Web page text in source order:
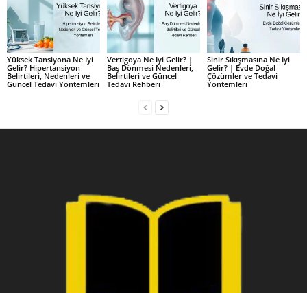
Yüksek Tansiyona Ne İyi
Gelir? Hipertansiyon
Belirtileri, Nedenleri ve
Güncel Tedavi Yöntemleri
Vertigoya Ne İyi Gelir? |
Baş Dönmesi Nedenleri,
Belirtileri ve Güncel
Tedavi Rehberi
Sinir Sıkışmasına Ne İyi
Gelir? | Evde Doğal
Çözümler ve Tedavi
Yöntemleri